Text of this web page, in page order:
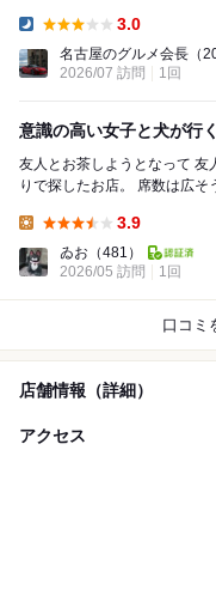
3.0
名古屋のグルメ会長 （
2026/07 訪問
1回
意識の高い女子と犬が行
友人とお茶しようとなって 友人と中間の距離が日進だったのでそのあた
りで探したお店。 席数は広そうだったので、予約はしないでオープンち
3.9
ゐお （481）
2026/05 訪問
1回
口コミ
店舗情報（詳細）
アクセス